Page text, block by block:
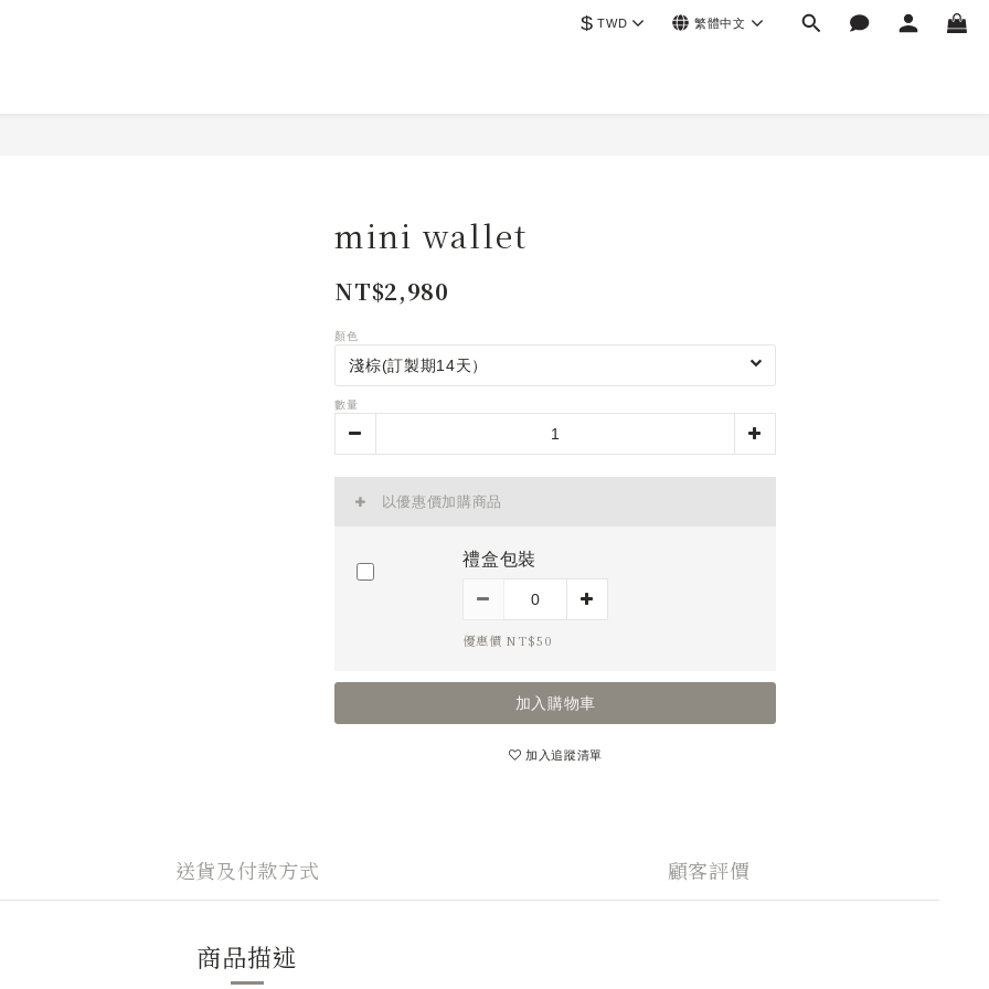
$ TWD 繁體中文
mini wallet
NT$2,980
顏色
數量
以優惠價加購商品
禮盒包裝
優惠價 NT$50
加入購物車
加入追蹤清單
送貨及付款方式 顧客評價
商品描述